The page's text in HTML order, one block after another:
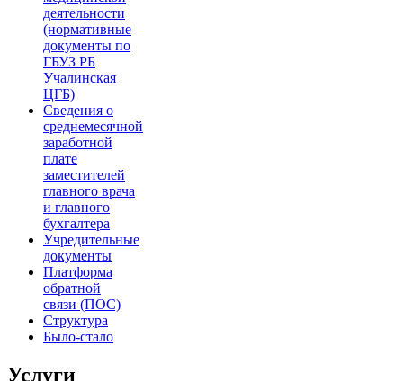
деятельности
(нормативные
документы по
ГБУЗ РБ
Учалинская
ЦГБ)
Сведения о
среднемесячной
заработной
плате
заместителей
главного врача
и главного
бухгалтера
Учредительные
документы
Платформа
обратной
связи (ПОС)
Структура
Было-стало
Услуги